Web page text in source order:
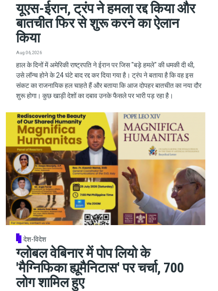
यूएस-ईरान, ट्रंप ने हमला रद्द किया और
बातचीत फिर से शुरू करने का ऐलान
किया
Aug 06, 2026
हाल के दिनों में अमेरिकी राष्ट्रपति ने ईरान पर जिस "बड़े हमले" की धमकी दी थी,
उसे लॉन्च होने के 24 घंटे बाद रद्द कर दिया गया है। ट्रंप ने बताया है कि वह इस
संकट का राजनायिक हल चाहते हैं और बताया कि आज दोपहर बातचीत का नया दौर
शुरू होगा। कुछ खाड़ी देशों का दबाव उनके फैसले पर भारी पड़ रहा है।
देश-विदेश
ग्लोबल वेबिनार में पोप लियो के
'मैग्निफिका ह्यूमैनिटास' पर चर्चा, 700
लोग शामिल हुए